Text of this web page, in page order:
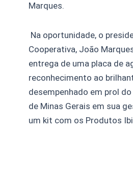
Marques.
Na oportunidade, o
Cooperativa, João
entrega de uma placa de
reconhecimento ao
desempenhado em prol
de Minas Gerais em sua
um kit com os Produtos